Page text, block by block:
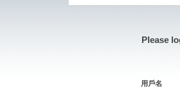
Please
用戶名